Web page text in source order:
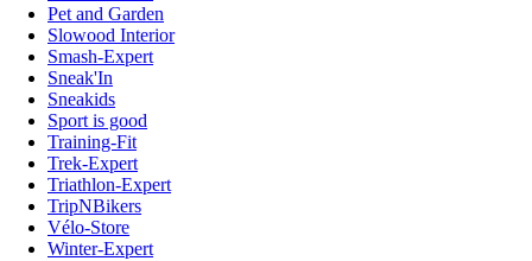
Pet and Garden
Slowood Interior
Smash-Expert
Sneak'In
Sneakids
Sport is good
Training-Fit
Trek-Expert
Triathlon-Expert
TripNBikers
Vélo-Store
Winter-Expert